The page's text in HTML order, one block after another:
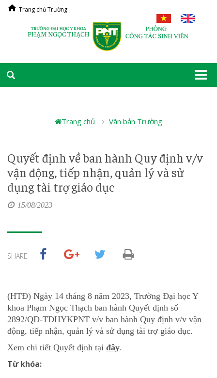
Trang chủ Trường
Trang chủ Văn bản Trường
Quyết định về ban hành Quy định v/v
vận động, tiếp nhận, quản lý và sử
dụng tài trợ giáo dục
15/08/2023
SHARE
(HTĐ) Ngày 14 tháng 8 năm 2023, Trường Đại học Y
khoa Phạm Ngọc Thạch ban hành Quyết định số
2892/QĐ-TĐHYKPNT v/v ban hành Quy định v/v vận
động, tiếp nhận, quản lý và sử dụng tài trợ giáo dục.
Xem chi tiết Quyết định tại đây.
Từ khóa: